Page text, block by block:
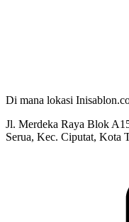
Di mana lokasi
Jl. Merdeka Raya Blok
Serua, Kec. Ciputat, Kota